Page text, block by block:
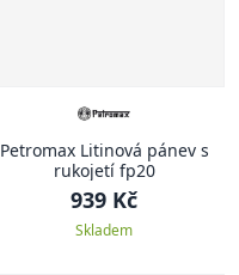
Petromax Litinová pánev s
rukojetí fp20
939 Kč
Skladem